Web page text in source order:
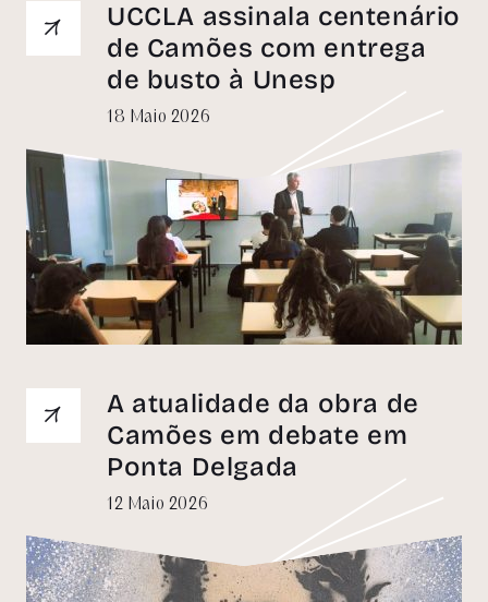
UCCLA assinala centenário
de Camões com entrega
de busto à Unesp
18 Maio 2026
A atualidade da obra de
Camões em debate em
Ponta Delgada
12 Maio 2026